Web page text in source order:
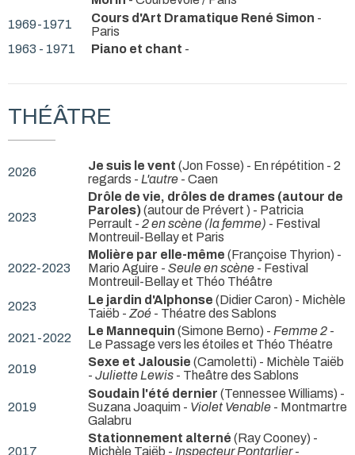
1969-1971
Cours d'Art Dramatique René Simon -
Paris
1963 - 1971
Piano et chant -
THÉÂTRE
2026 Je suis le vent (Jon Fosse) - En répétition - 2
regards - L'autre - Caen
2023
Drôle de vie, drôles de drames (autour de
Paroles)(autour de Prévert ) - Patricia
Perrault - 2 en scène (la femme) - Festival
Montreuil-Bellay et Paris
2022-2023
Molière par elle-même (Françoise Thyrion) -
Mario Aguire - Seule en scène - Festival
Montreuil-Bellay et Théo Théâtre
2023
Le jardin d'Alphonse (Didier Caron) - Michèle
Taiëb - Zoé - Théatre des Sablons
2021-2022
Le Mannequin (Simone Berno) - Femme 2 -
Le Passage vers les étoiles et Théo Théatre
2019
Sexe et Jalousie (Camoletti) - Michèle Taiëb
- Juliette Lewis - Theâtre des Sablons
2019
Soudain l'été dernier (Tennessee Williams) -
Suzana Joaquim - Violet Venable - Montmartre
Galabru
2017
Stationnement alterné (Ray Cooney) -
Michèle Taiëb - Inspecteur Pontarlier-